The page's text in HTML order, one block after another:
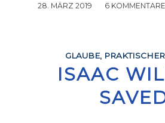
28. MÄRZ 2019
/ 6 KOMMENTARE
/
GLAUBE,
ISAAC